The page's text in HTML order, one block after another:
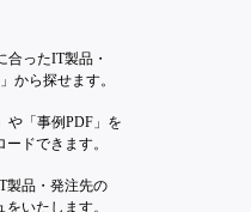
合ったIT製品・
から探せます。
や「事例PDF」を
ドできます。
製品・発注先の
いたします。